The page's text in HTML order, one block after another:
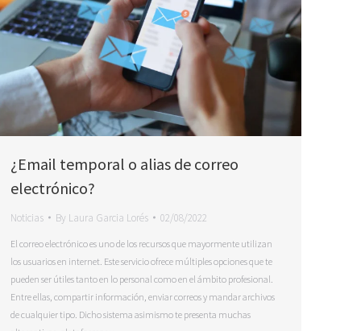
¿Email temporal o alias de correo
electrónico?
Noticias By Laura Garcia Lorés 02/08/2022
El correo electrónico es uno de los recursos que mayormente utilizan
los usuarios en internet. Este servicio ofrece múltiples opciones que te
pueden ser útiles tanto en lo personal como en el ámbito profesional.
Entre ellas, compartir información, enviar correos y mandar archivos
de cualquier tipo. Dicho sistema asimismo te presenta muchas